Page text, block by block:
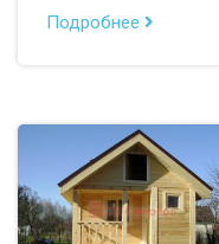
с котельной
со вторым светом
с туалетом
Подробнее